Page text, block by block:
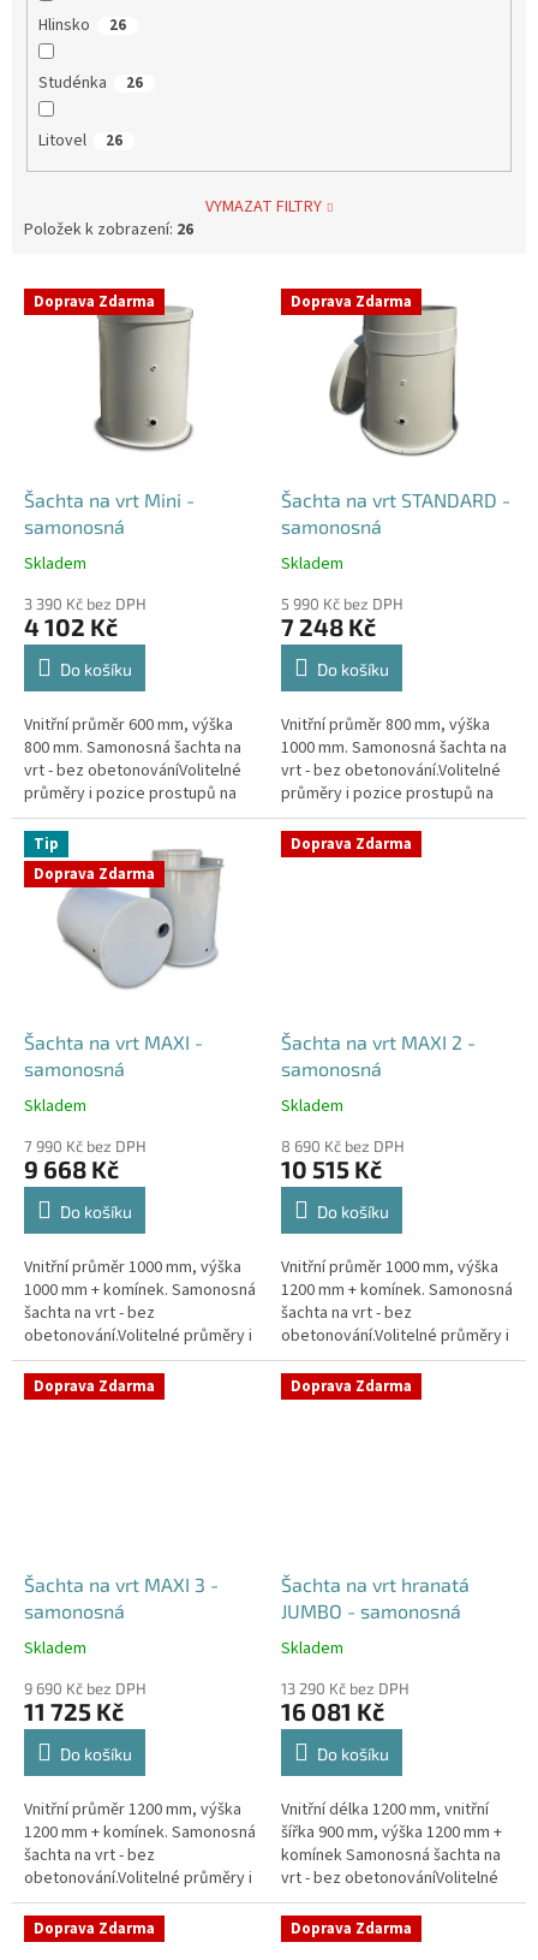
Hlinsko 26
Studénka 26
Litovel 26
VYMAZAT FILTRY
Položek k zobrazení: 26
V Doprava Zdarma
Šachta na vrt Mini -
samonosná
Průměrné
produktu
je
4,4
hvězdiček.
Skladem
3 390 Kč bez DPH
4 102 Kč
Do košíku
Vnitřní průměr 600 mm, výška
800 mm. Samonosná šachta na
vrt - bez obetonováníVolitelné
průměry i pozice prostupů na
pažení vrtu, hadice i elektřinu -
požadované průměry...
Doprava Zdarma
Šachta na vrt STANDARD -
samonosná
Průměrné
produktu
je
4,3
hvězdiček.
Skladem
5 990 Kč bez DPH
7 248 Kč
Do košíku
Vnitřní průměr 800 mm, výška
1000 mm. Samonosná šachta na
vrt - bez obetonování.Volitelné
průměry i pozice prostupů na
pažení vrtu, hadice i elektřinu -
požadované průměry...
Tip
Doprava Zdarma
Šachta na vrt MAXI -
samonosná
Průměrné
produktu
je
4,4
hvězdiček.
Skladem
7 990 Kč bez DPH
9 668 Kč
Do košíku
Vnitřní průměr 1000 mm, výška
1000 mm + komínek. Samonosná
šachta na vrt - bez
obetonování.Volitelné průměry i
pozice prostupů na pažení vrtu,
hadice i elektřinu -
požadované...
Doprava Zdarma
Šachta na vrt MAXI 2 -
samonosná
Průměrné
produktu
je
4,5
hvězdiček.
Skladem
8 690 Kč bez DPH
10 515 Kč
Do košíku
Vnitřní průměr 1000 mm, výška
1200 mm + komínek. Samonosná
šachta na vrt - bez
obetonování.Volitelné průměry i
pozice prostupů na pažení vrtu,
hadice i elektřinu -
požadované...
Doprava Zdarma
Šachta na vrt MAXI 3 -
samonosná
Průměrné
produktu
je
4,2
hvězdiček.
Skladem
9 690 Kč bez DPH
11 725 Kč
Do košíku
Vnitřní průměr 1200 mm, výška
1200 mm + komínek. Samonosná
šachta na vrt - bez
obetonování.Volitelné průměry i
pozice prostupů na pažení vrtu,
hadice i elektřinu -
požadované...
Doprava Zdarma
Šachta na vrt hranatá
JUMBO - samonosná
Průměrné
produktu
je
5,0
hvězdiček.
Skladem
13 290 Kč bez DPH
16 081 Kč
Do košíku
Vnitřní délka 1200 mm, vnitřní
šířka 900 mm, výška 1200 mm +
komínek Samonosná šachta na
vrt - bez obetonováníVolitelné
průměry i pozice prostupů na
pažení vrtu, hadice i...
Doprava Zdarma Doprava Zdarma